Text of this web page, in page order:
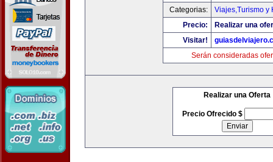
Categorias:
Viajes,Turismo y
Precio:
Realizar una
Visitar!
Serán consideradas
Realizar una Oferta
Precio Ofrecido $